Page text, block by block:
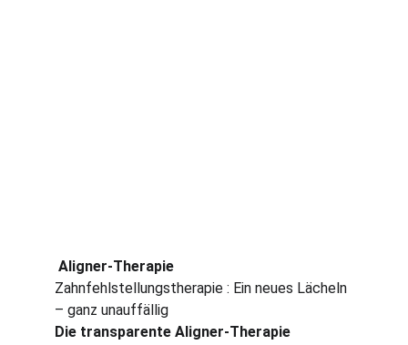
Aligner-Therapie
Zahnfehlstellungstherapie : Ein neues Lächeln
– ganz unauffällig
Die transparente Aligner-Therapie